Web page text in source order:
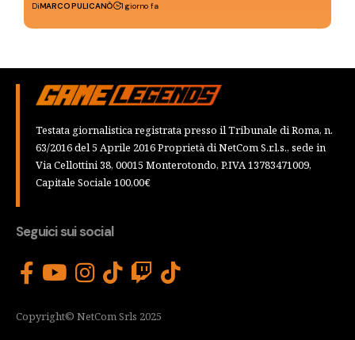
DiMARCO PULICANÒ 1 giorno fa
Testata giornalistica registrata presso il Tribunale di Roma, n.
63/2016 del 5 Aprile 2016 Proprietà di NetCom S.r.l.s., sede in
Via Cellottini 38, 00015 Monterotondo, P.IVA 13783471009,
Capitale Sociale 100,00€
Seguici sui social
Copyright© NetCom Srls 2025